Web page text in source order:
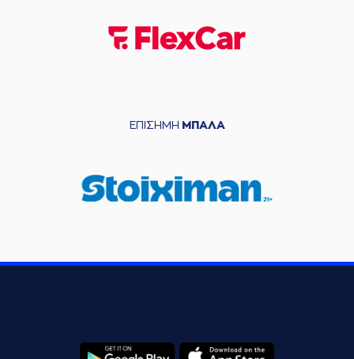
ΕΠΙΣΗΜΗ ΜΠΑΛΑ